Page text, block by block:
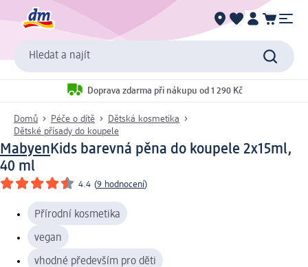
Hledat a najít
Doprava zdarma při nákupu od 1 290 Kč
Domů Péče o dítě
Dětská kosmetika
Dětské přísady do koupele
Mabyen Kids barevná pěna do koupele 2x15ml,
40 ml
4.4 (9 hodnocení)
Přírodní kosmetika
vegan
vhodné především pro děti